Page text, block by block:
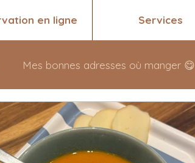
en ligne Services
Mes bonnes adresses où manger 😋
Qui suis-je ? 🤗